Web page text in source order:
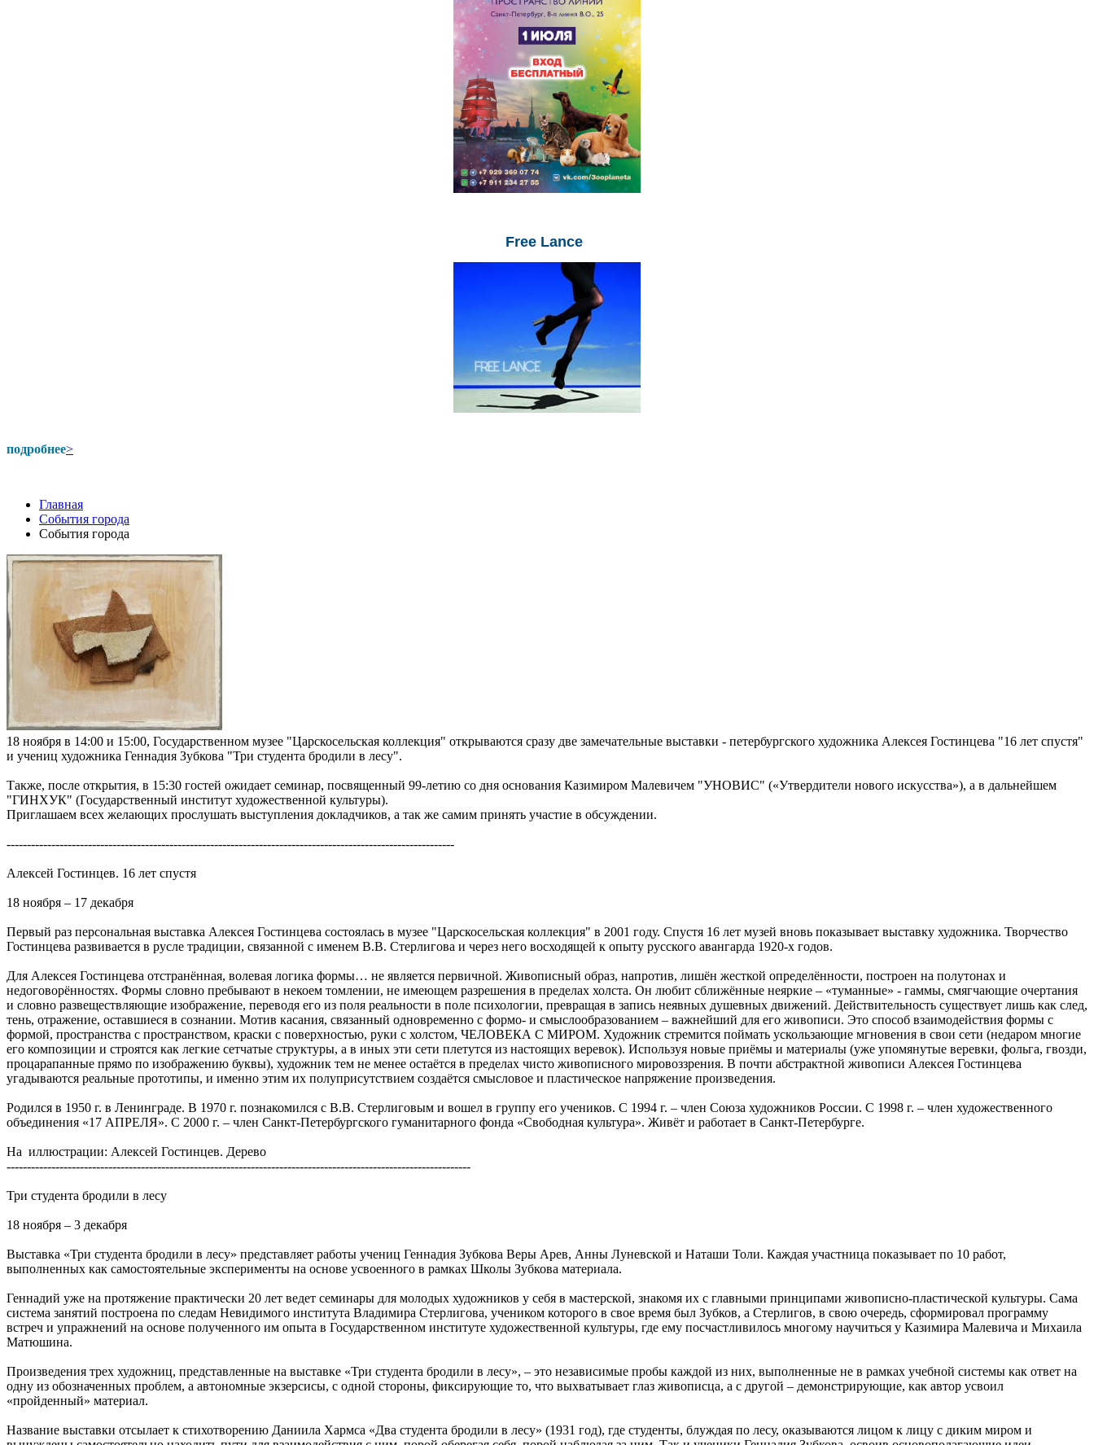
Free Lance
подробнее>
Главная
События города
События города
18 ноября в 14:00 и 15:00, Государственном музее "Царскосельская коллекция" открываются сразу две замечательные выставки - петербургского художника Алексея Гостинцева "16 лет спустя"
и учениц художника Геннадия Зубкова "Три студента бродили в лесу".
Также, после открытия, в 15:30 гостей ожидает семинар, посвященный 99-летию со дня основания Казимиром Малевичем "УНОВИС" («Утвердители нового искусства»), а в дальнейшем
"ГИНХУК" (Государственный институт художественной культуры).
Приглашаем всех желающих прослушать выступления докладчиков, а так же самим принять участие в обсуждении.
--------------------------------------------------------------------------------------------------------------
Алексей Гостинцев. 16 лет спустя
18 ноября – 17 декабря
Первый раз персональная выставка Алексея Гостинцева состоялась в музее "Царскосельская коллекция" в 2001 году. Спустя 16 лет музей вновь показывает выставку художника. Творчество
Гостинцева развивается в русле традиции, связанной с именем В.В. Стерлигова и через него восходящей к опыту русского авангарда 1920-х годов.
Для Алексея Гостинцева отстранённая, волевая логика формы… не является первичной. Живописный образ, напротив, лишён жесткой определённости, построен на полутонах и
недоговорённостях. Формы словно пребывают в некоем томлении, не имеющем разрешения в пределах холста. Он любит сближённые неяркие – «туманные» - гаммы, смягчающие очертания
и словно развеществляющие изображение, переводя его из поля реальности в поле психологии, превращая в запись неявных душевных движений. Действительность существует лишь как след,
тень, отражение, оставшиеся в сознании. Мотив касания, связанный одновременно с формо- и смыслообразованием – важнейший для его живописи. Это способ взаимодействия формы с
формой, пространства с пространством, краски с поверхностью, руки с холстом, ЧЕЛОВЕКА С МИРОМ. Художник стремится поймать ускользающие мгновения в свои сети (недаром многие
его композиции и строятся как легкие сетчатые структуры, а в иных эти сети плетутся из настоящих веревок). Используя новые приёмы и материалы (уже упомянутые веревки, фольга, гвозди,
процарапанные прямо по изображению буквы), художник тем не менее остаётся в пределах чисто живописного мировоззрения. В почти абстрактной живописи Алексея Гостинцева
угадываются реальные прототипы, и именно этим их полуприсутствием создаётся смысловое и пластическое напряжение произведения.
Родился в 1950 г. в Ленинграде. В 1970 г. познакомился с В.В. Стерлиговым и вошел в группу его учеников. С 1994 г. – член Союза художников России. С 1998 г. – член художественного
объединения «17 АПРЕЛЯ». С 2000 г. – член Санкт-Петербургского гуманитарного фонда «Свободная культура». Живёт и работает в Санкт-Петербурге.
На иллюстрации: Алексей Гостинцев. Дерево
------------------------------------------------------------------------------------------------------------------
Три студента бродили в лесу
18 ноября – 3 декабря
Выставка «Три студента бродили в лесу» представляет работы учениц Геннадия Зубкова Веры Арев, Анны Луневской и Наташи Толи. Каждая участница показывает по 10 работ,
выполненных как самостоятельные эксперименты на основе усвоенного в рамках Школы Зубкова материала.
Геннадий уже на протяжение практически 20 лет ведет семинары для молодых художников у себя в мастерской, знакомя их с главными принципами живописно-пластической культуры. Сама
система занятий построена по следам Невидимого института Владимира Стерлигова, учеником которого в свое время был Зубков, а Стерлигов, в свою очередь, сформировал программу
встреч и упражнений на основе полученного им опыта в Государственном институте художественной культуры, где ему посчастливилось многому научиться у Казимира Малевича и Михаила
Матюшина.
Произведения трех художниц, представленные на выставке «Три студента бродили в лесу», – это независимые пробы каждой из них, выполненные не в рамках учебной системы как ответ на
одну из обозначенных проблем, а автономные экзерсисы, с одной стороны, фиксирующие то, что выхватывает глаз живописца, а с другой – демонстрирующие, как автор усвоил
«пройденный» материал.
Название выставки отсылает к стихотворению Даниила Хармса «Два студента бродили в лесу» (1931 год), где студенты, блуждая по лесу, оказываются лицом к лицу с диким миром и